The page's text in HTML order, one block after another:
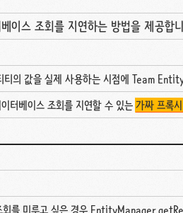
이스 조회를 지연하는 방법을 제공합
의 값을 실제 사용하는 시점에 Team
터베이스 조회를 지연할 수 있는가짜 프록
회를 미루고 싶은 경우